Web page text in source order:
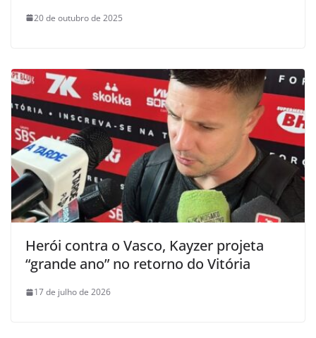
20 de outubro de 2025
Herói contra o Vasco, Kayzer projeta
“grande ano” no retorno do Vitória
17 de julho de 2026